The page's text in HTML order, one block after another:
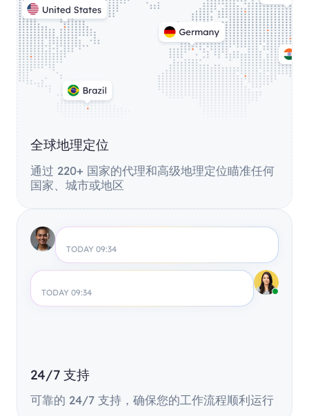
全球地理定位
通过 220+ 国家的代理和高级地理定位瞄准任何
国家、城市或地区
TODAY 09:34
TODAY 09:34
24/7 支持
可靠的 24/7 支持，确保您的工作流程顺利运行